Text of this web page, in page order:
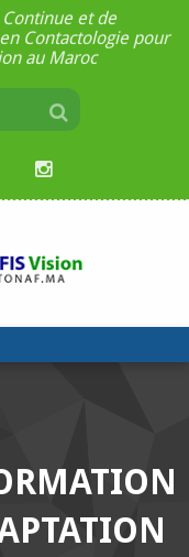
et de
Contactologie pour
au Maroc